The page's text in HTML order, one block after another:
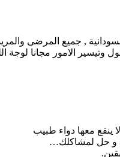
, جميع المرضى
الامور مجانا لوجة
ينفع معها دواء طبيب
و حل لمشاكلك…